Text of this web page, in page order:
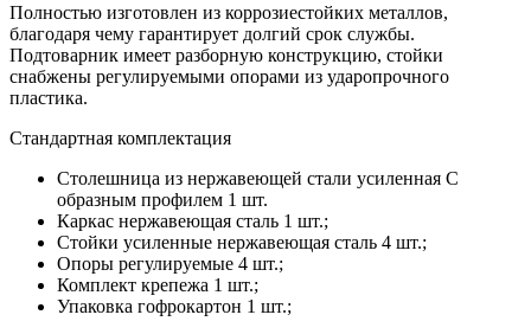
Полностью изготовлен из коррозиестойких металлов,
благодаря чему гарантирует долгий срок службы.
Подтоварник имеет разборную конструкцию, стойки
снабжены регулируемыми опорами из ударопрочного
пластика.
Стандартная комплектация
Столешница из нержавеющей стали усиленная С
образным профилем 1 шт.
Каркас нержавеющая сталь 1 шт.;
Стойки усиленные нержавеющая сталь 4 шт.;
Опоры регулируемые 4 шт.;
Комплект крепежа 1 шт.;
Упаковка гофрокартон 1 шт.;